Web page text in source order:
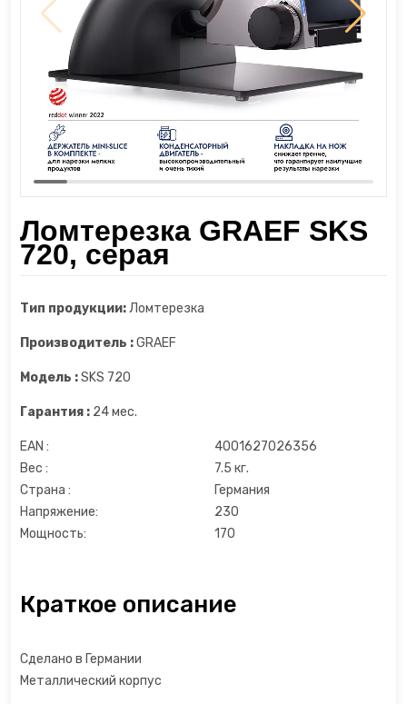
Ломтерезка GRAEF SKS
720, серая
Тип продукции:Ломтерезка
Производитель :GRAEF
Модель :SKS 720
Гарантия : 24 мес.
EAN :
4001627026356
Вес :
7.5 кг.
Страна :
Германия
Напряжение:
230
Мощность:
170
Краткое описание
Сделано в Германии
Металлический корпус
Шкаф для сухого вызревания мяса
Шкафы для сигар
Диспенсеры
Измельчители
Йогуртницы
Камерные вакууматоры
Кофемашины
Кухонные весы
Кухонные комбайны
Микроволновые печи
Мороженицы
Мультиварки
Пароочистители
Пылесосы
Увлажнители воздуха
Утюги и отпариватели